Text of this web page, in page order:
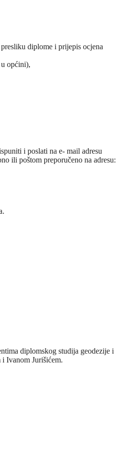
diplome i prijepis ocjena
općini),
i poslati na e- mail adresu
ili poštom preporučeno na adresu:
diplomskog studija geodezije i
Ivanom Jurišićem.